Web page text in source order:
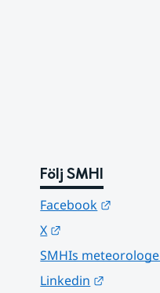
Följ SMHI
Facebook
X
SMHIs
Linkedin